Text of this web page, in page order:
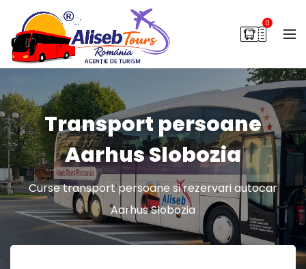
0
Transport persoane
Aarhus Slobozia
Curse transport persoane si rezervari autocar
Aarhus Slobozia